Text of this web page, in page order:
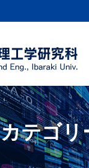
カテゴリ